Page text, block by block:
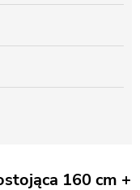
160 cm +